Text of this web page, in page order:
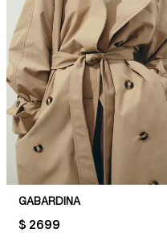
GABARDINA
PRICE:
$ 2699